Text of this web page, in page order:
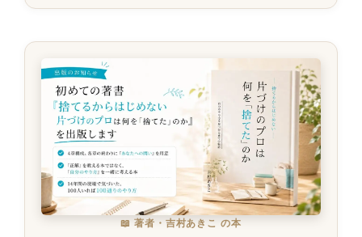
📖 著者・吉村あきこ の本